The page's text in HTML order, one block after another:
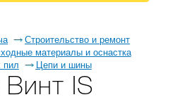
Строительство и ремонт
материалы и оснастка
пил
Цепи и шины
IS